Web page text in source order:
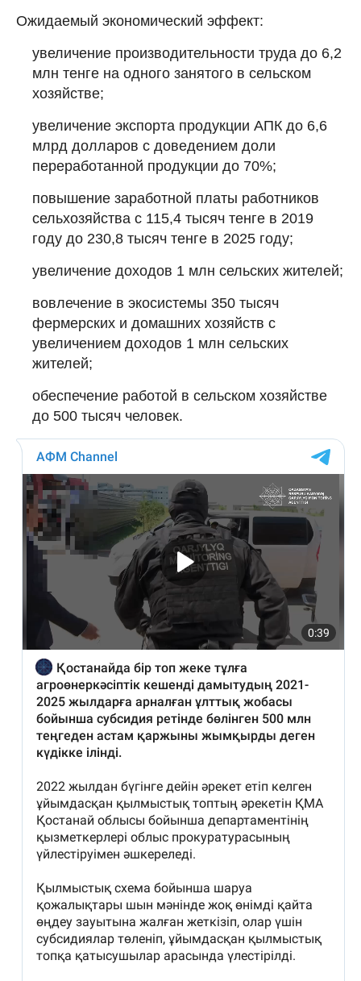
Ожидаемый экономический эффект:
увеличение производительности труда до 6,2
млн тенге на одного занятого в сельском
хозяйстве;
увеличение экспорта продукции АПК до 6,6
млрд долларов с доведением доли
переработанной продукции до 70%;
повышение заработной платы работников
сельхозяйства с 115,4 тысяч тенге в 2019
году до 230,8 тысяч тенге в 2025 году;
увеличение доходов 1 млн сельских жителей;
вовлечение в экосистемы 350 тысяч
фермерских и домашних хозяйств с
увеличением доходов 1 млн сельских
жителей;
обеспечение работой в сельском хозяйстве
до 500 тысяч человек.